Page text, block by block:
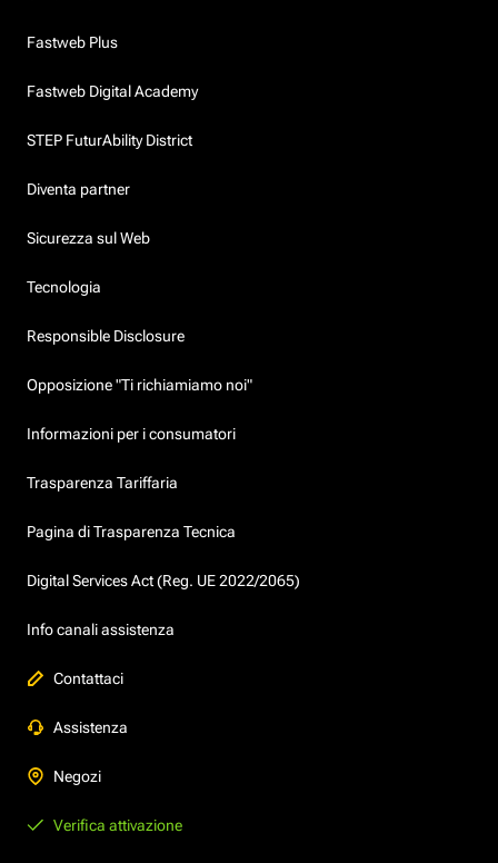
Fastweb Plus
Fastweb Digital Academy
STEP FuturAbility District
Diventa partner
Sicurezza sul Web
Tecnologia
Responsible Disclosure
Opposizione "Ti richiamiamo noi"
Informazioni per i consumatori
Trasparenza Tariffaria
Pagina di Trasparenza Tecnica
Digital Services Act (Reg. UE 2022/2065)
Info canali assistenza
Contattaci
Assistenza
Negozi
Verifica attivazione